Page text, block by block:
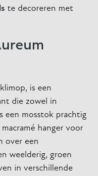
te decoreren met
is een
die zowel in
een mosstok prachtig
hanger voor
over een
weelderig, groen
in verschillende